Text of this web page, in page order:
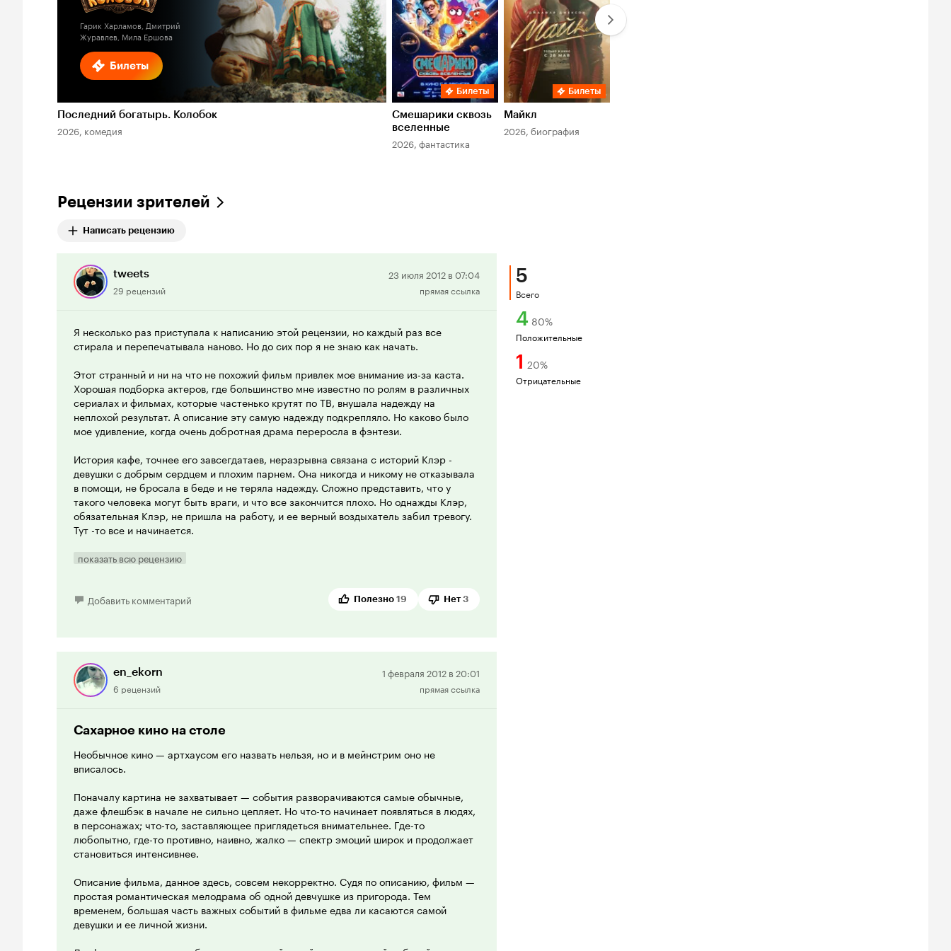
Билеты
Гарик Харламов, Дмитрий
Журавлев, Мила Ершова
Последний богатырь. Колобок
2026, комедия
Билеты
Смешарики сквозь
вселенные
2026, фантастика
Билеты
Майкл
2026, биография
Рецензии зрителей
Написать рецензию
tweets
29 рецензий
Положительная
рецензия
23 июля 2012 в 07:04
прямая ссылка
Я несколько раз приступала к написанию этой рецензии, но каждый раз все
стирала и перепечатывала наново. Но до сих пор я не знаю как начать.
Этот странный и ни на что не похожий фильм привлек мое внимание из-за каста.
Хорошая подборка актеров, где большинство мне известно по ролям в различных
сериалах и фильмах, которые частенько крутят по ТВ, внушала надежду на
неплохой результат. А описание эту самую надежду подкрепляло. Но каково было
мое удивление, когда очень добротная драма переросла в фэнтези.
История кафе, точнее его завсегдатаев, неразрывна связана с историй Клэр -
девушки с добрым сердцем и плохим парнем. Она никогда и никому не отказывала
в помощи, не бросала в беде и не теряла надежду. Сложно представить, что у
такого человека могут быть враги, и что все закончится плохо. Но однажды Клэр,
обязательная Клэр, не пришла на работу, и ее верный воздыхатель забил тревогу.
Тут -то все и начинается.
Вы верите в сказки? А в хорошие финалы? Нет, потому что такого не бывает? Я с
бы обязательно задал, если бы смотрел ни этот фильм, а какой-нибудь другой.
половину не так хороша, если бы оператор приложил меньше усилий или не
прикладывал бы их вовсе. Но он тут постарался на славу! Концентрируясь на
моментах он создал великолепную картину, которая не может не радовать глаз.
рассказывают, дает большее представление о жизни этих людей, чем длинные
'вставки' историй каждого из них. Это подкреплено диалогами, хорошо
продуманными, очень интересными и характеризующими каждого героя. Они
индивидуальны, так что тут видна хорошая работа сценариста вместе со
В общем, этот фильм хорош тем, что не такой как все. Советую его посмотреть,
потому что конец его вас особенного удивит. Но даже если картина вам не
понравится, то она точно не оставит вас равнодушным.
показать всю рецензию
Добавить комментарий Полезно 19 Нет 3
en_ekorn
6 рецензий
Положительная
рецензия
1 февраля 2012 в 20:01
прямая ссылка
Сахарное кино на столе
Необычное кино — артхаусом его назвать нельзя, но и в мейнстрим оно не
вписалось.
Поначалу картина не захватывает — события разворачиваются самые обычные,
даже флешбэк в начале не сильно цепляет. Но что-то начинает появляться в людях,
в персонажах; что-то, заставляющее приглядеться внимательнее. Где-то
любопытно, где-то противно, наивно, жалко — спектр эмоций широк и продолжает
становиться интенсивнее.
Описание фильма, данное здесь, совсем некорректно. Судя по описанию, фильм —
простая романтическая мелодрама об одной девчушке из пригорода. Тем
временем, большая часть важных событий в фильме едва ли касаются самой
девушки и ее личной жизни.
5
Всего
4 80%
Положительные
1 20%
Отрицательные